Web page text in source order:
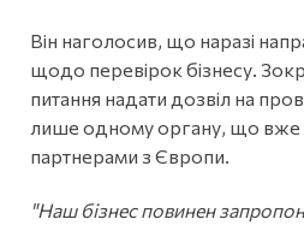
Він наголосив, що наразі
щодо перевірок бізнесу.
питання надати дозвіл на
лише одному органу, що вже
партнерами з Європи.
"Наш бізнес повинен